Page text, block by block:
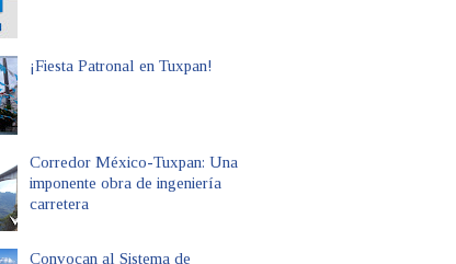
¡Fiesta Patronal en Tuxpan!
Corredor México-Tuxpan: Una
imponente obra de ingeniería
carretera
Convocan al Sistema de